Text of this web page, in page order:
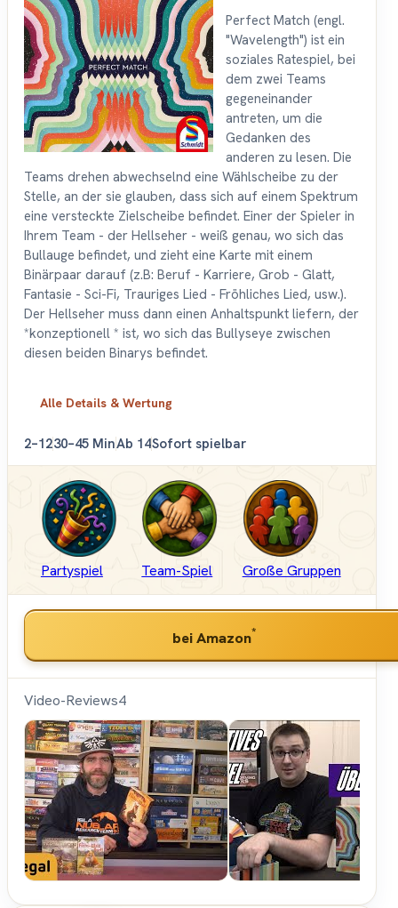
Perfect Match (engl.
"Wavelength") ist ein
soziales Ratespiel, bei
dem zwei Teams
gegeneinander
antreten, um die
Gedanken des
anderen zu lesen. Die
Teams drehen abwechselnd eine Wählscheibe zu der
Stelle, an der sie glauben, dass sich auf einem Spektrum
eine versteckte Zielscheibe befindet. Einer der Spieler in
Ihrem Team - der Hellseher - weiß genau, wo sich das
Bullauge befindet, und zieht eine Karte mit einem
Binärpaar darauf (z.B: Beruf - Karriere, Grob - Glatt,
Fantasie - Sci-Fi, Trauriges Lied - Fröhliches Lied, usw.).
Der Hellseher muss dann einen Anhaltspunkt liefern, der
*konzeptionell * ist, wo sich das Bullyseye zwischen
diesen beiden Binarys befindet.
Alle Details & Wertung
2–1230–45 MinAb 14Sofort spielbar
Partyspiel Team-Spiel Große Gruppen
bei Amazon*
Video-Reviews4
Hunter &
Brettspiele